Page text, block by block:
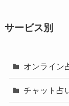
サービス別
オンライン
チャット占